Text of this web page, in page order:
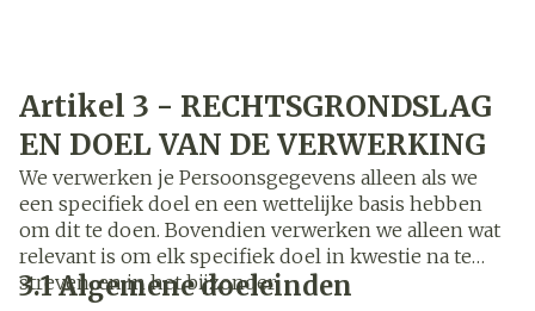
Artikel 3 - RECHTSGRONDSLAG
EN DOEL VAN DE VERWERKING
We verwerken je Persoonsgegevens alleen als we
een specifiek doel en een wettelijke basis hebben
om dit te doen. Bovendien verwerken we alleen wat
relevant is om elk specifiek doel in kwestie na te
streven, en in het bijzonder:
3.1 Algemene doeleinden